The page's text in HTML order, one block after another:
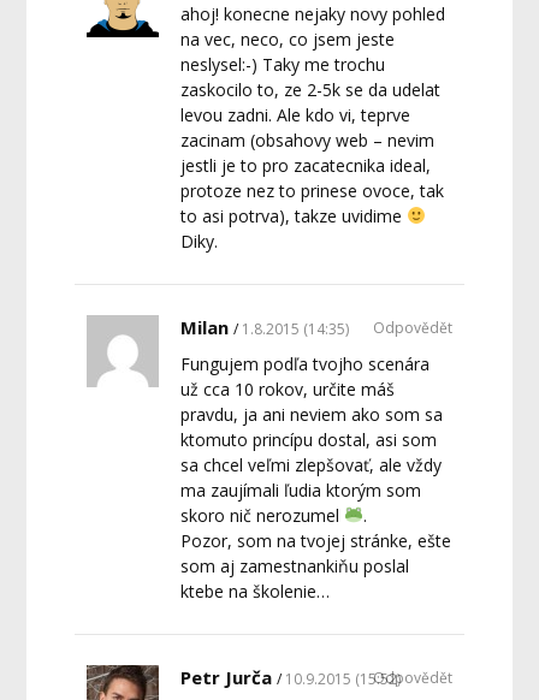
ahoj! konecne nejaky novy pohled
na vec, neco, co jsem jeste
neslysel:-) Taky me trochu
zaskocilo to, ze 2-5k se da udelat
levou zadni. Ale kdo vi, teprve
zacinam (obsahovy web – nevim
jestli je to pro zacatecnika ideal,
protoze nez to prinese ovoce, tak
to asi potrva), takze uvidime
Diky.
Milan 1.8.2015 (14:35)
Fungujem podľa tvojho scenára
už cca 10 rokov, určite máš
pravdu, ja ani neviem ako som sa
ktomuto princípu dostal, asi som
sa chcel veľmi zlepšovať, ale vždy
ma zaujímali ľudia ktorým som
skoro nič nerozumel
.
Pozor, som na tvojej stránke, ešte
som aj zamestnankiňu poslal
ktebe na školenie…
Odpovědět
Petr Jurča 10.9.2015 (15:52)Odpovědět